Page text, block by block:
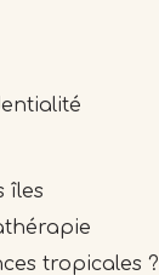
îles
tropicales ?